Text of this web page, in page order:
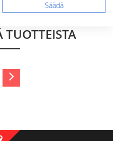
KIINNOSTUNUT
TUOTTEISTA
Säädä